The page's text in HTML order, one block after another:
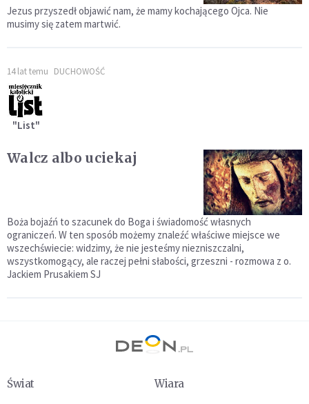
Jezus przyszedł objawić nam, że mamy kochającego Ojca. Nie
musimy się zatem martwić.
14 lat temu DUCHOWOŚĆ
"List"
Walcz albo uciekaj
Boża bojaźń to szacunek do Boga i świadomość własnych
ograniczeń. W ten sposób możemy znaleźć właściwe miejsce we
wszechświecie: widzimy, że nie jesteśmy nie­zniszczalni,
wszystkomogący, ale raczej pełni słabości, grzeszni - rozmowa z o.
Jackiem Prusakiem SJ
Świat
Wiara